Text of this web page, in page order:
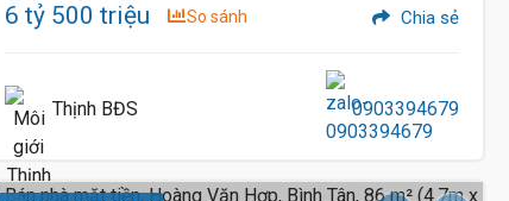
6 tỷ 500 triệu So sánh Chia sẻ
Thịnh BĐS 0903394679